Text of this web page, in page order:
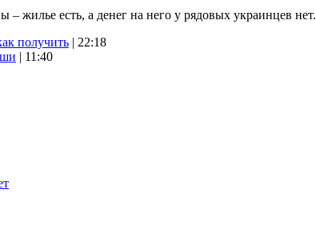
жилье есть, а денег на него у рядовых украинцев нет.
получить | 22:18
| 11:40